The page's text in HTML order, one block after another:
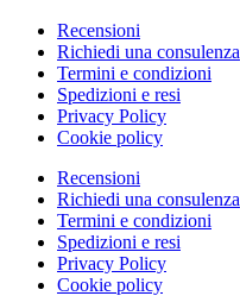
Recensioni
Richiedi una consulenza
Termini e condizioni
Spedizioni e resi
Privacy Policy
Cookie policy
Recensioni
Richiedi una consulenza
Termini e condizioni
Spedizioni e resi
Privacy Policy
Cookie policy